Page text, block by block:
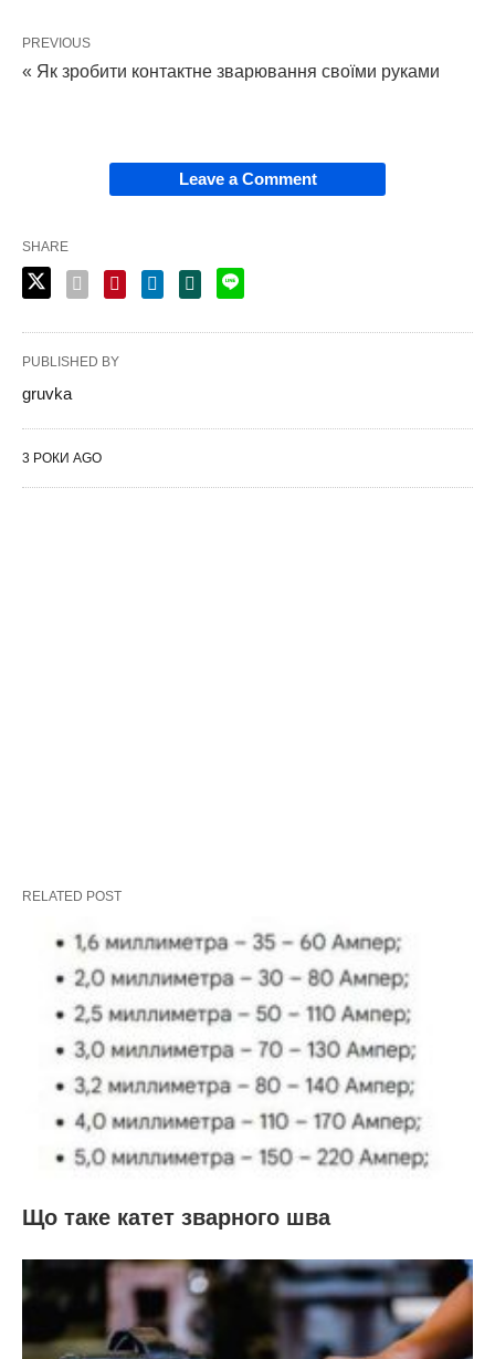
PREVIOUS
« Як зробити контактне зварювання своїми руками
Leave a Comment
SHARE
PUBLISHED BY
gruvka
3 РОКИ AGO
RELATED POST
Що таке катет зварного шва